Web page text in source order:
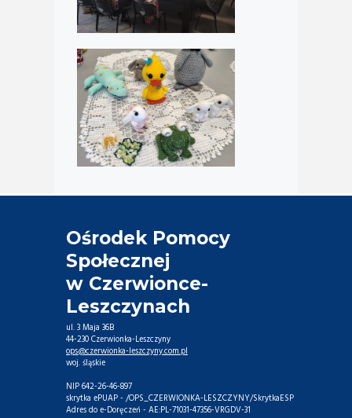
Ośrodek Pomocy
Społecznej
w Czerwionce-
Leszczynach
ul. 3 Maja 36B
44-230 Czerwionka-Leszczyny
ops@czerwionka-leszczyny.com.pl
woj. śląskie
NIP 642-26-46-897
skrytka ePUAP - /OPS_CZERWIONKA-LESZCZYNY/SkrytkaESP
Adres do e-Doręczeń - AE:PL-71031-47356-VRGDV-31